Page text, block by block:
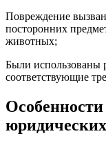
Повреждение
посторонних
животных;
Были использованы
соответствующие
Особенности